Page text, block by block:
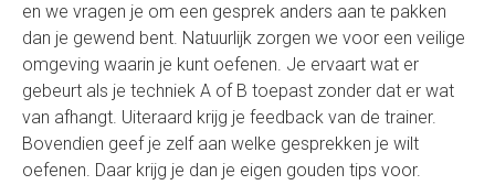
en we vragen je om een gesprek anders aan te pakken
dan je gewend bent. Natuurlijk zorgen we voor een veilige
omgeving waarin je kunt oefenen. Je ervaart wat er
gebeurt als je techniek A of B toepast zonder dat er wat
van afhangt. Uiteraard krijg je feedback van de trainer.
Bovendien geef je zelf aan welke gesprekken je wilt
oefenen. Daar krijg je dan je eigen gouden tips voor.